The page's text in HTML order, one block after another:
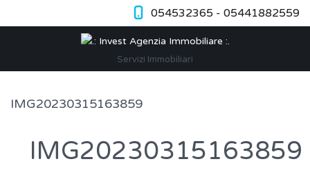
054532365 - 05441882559
Servizi Immobiliari
IMG20230315163859
IMG20230315163859